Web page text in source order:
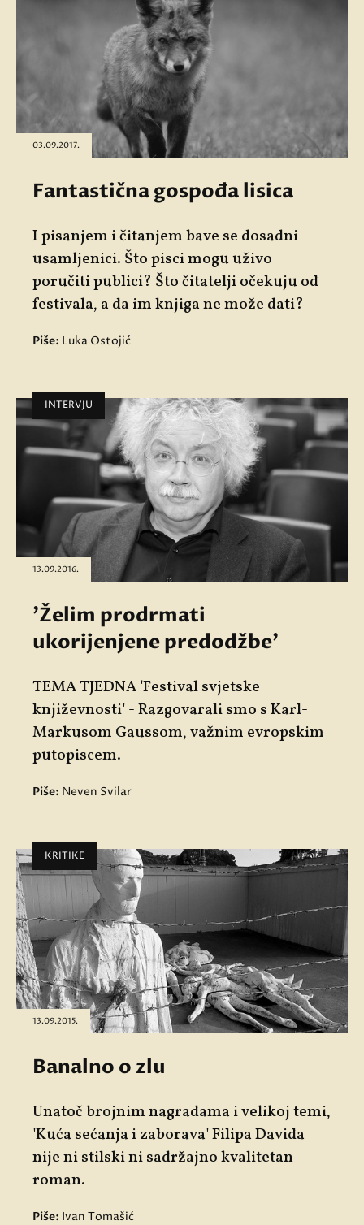
03.09.2017.
Fantastična gospođa lisica
I pisanjem i čitanjem bave se dosadni
usamljenici. Što pisci mogu uživo
poručiti publici? Što čitatelji očekuju od
festivala, a da im knjiga ne može dati?
Piše: Luka Ostojić
INTERVJU
13.09.2016.
'Želim prodrmati
ukorijenjene predodžbe'
TEMA TJEDNA 'Festival svjetske
književnosti' - Razgovarali smo s Karl-
Markusom Gaussom, važnim evropskim
putopiscem.
Piše: Neven Svilar
KRITIKE
13.09.2015.
Banalno o zlu
Unatoč brojnim nagradama i velikoj temi,
'Kuća sećanja i zaborava' Filipa Davida
nije ni stilski ni sadržajno kvalitetan
roman.
Piše: Ivan Tomašić